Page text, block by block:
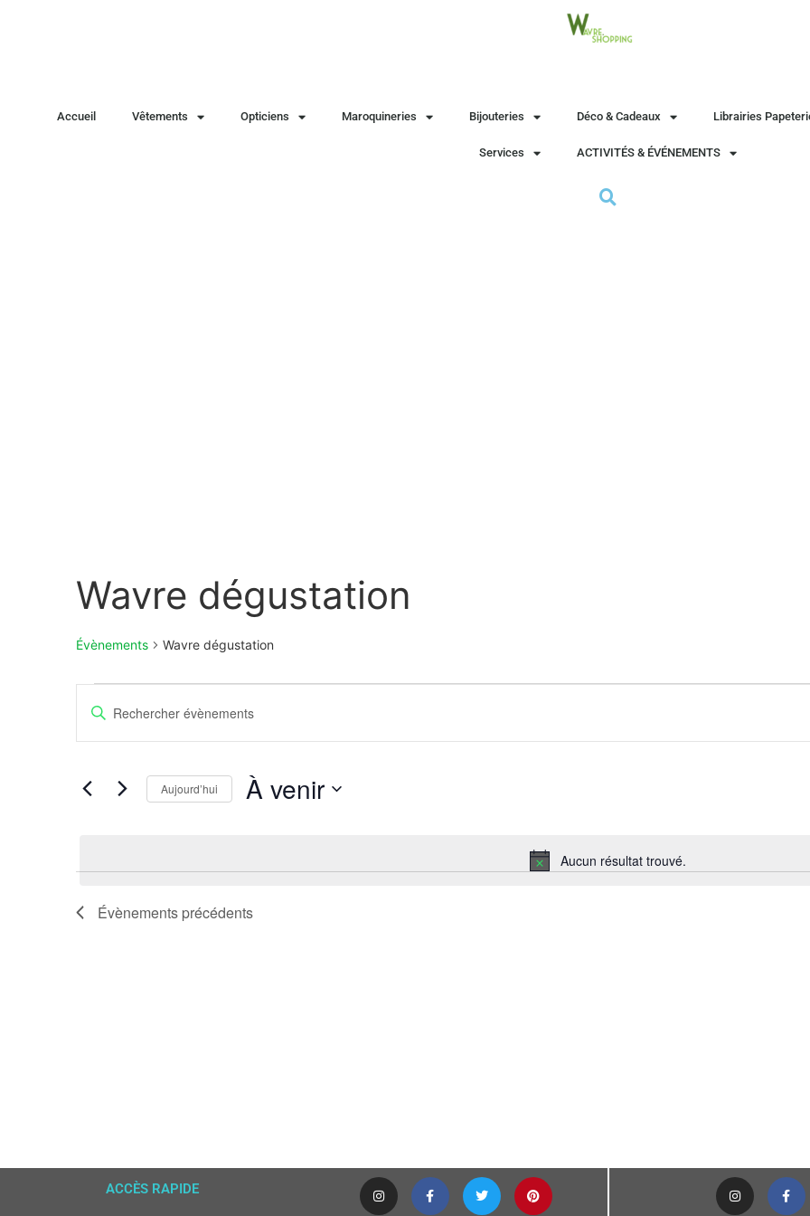
Accueil Vêtements Opticiens Maroquineries Bijouteries Déco & Cadeaux Librairies
Services ACTIVITÉS & ÉVÉNEMENTS
Wavre dégustation
Évènements Wavre dégustation
Notice
Aucun résultat trouvé.
Recherche
et
navigation
de
Évènements
Saisir
mot-
Rechercher
mot-
Aujourd’hui À venir
Évènements précédents
ACCÈS RAPIDE